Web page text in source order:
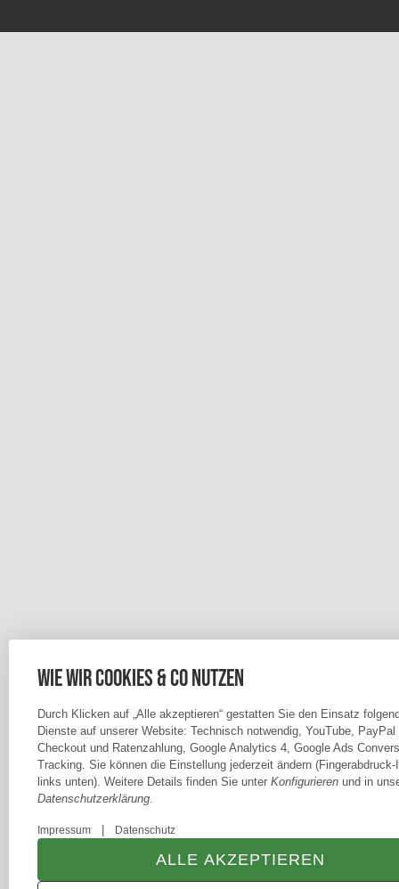
Wie wir Cookies & Co nutzen
Durch Klicken auf „Alle akzeptieren“ gestatten Sie den Einsatz
Dienste auf unserer Website: Technisch notwendig, YouTube,
Checkout und Ratenzahlung, Google Analytics 4, Google Ads
Tracking. Sie können die Einstellung jederzeit ändern (Fingerabdruck-
links unten). Weitere Details finden Sie unter Konfigurieren und in
Datenschutzerklärung.
Impressum Datenschutz
ALLE AKZEPTIEREN